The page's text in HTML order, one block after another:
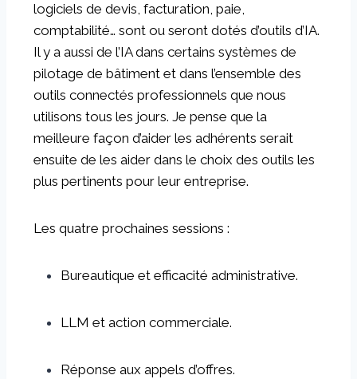
logiciels de devis, facturation, paie,
comptabilité… sont ou seront dotés d’outils d’IA.
Il y a aussi de l’IA dans certains systèmes de
pilotage de bâtiment et dans l’ensemble des
outils connectés professionnels que nous
utilisons tous les jours. Je pense que la
meilleure façon d’aider les adhérents serait
ensuite de les aider dans le choix des outils les
plus pertinents pour leur entreprise.
Les quatre prochaines sessions :
Bureautique et efficacité administrative.
LLM et action commerciale.
Réponse aux appels d’offres.